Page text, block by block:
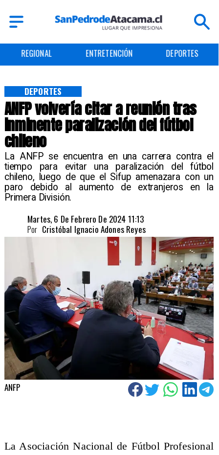
REGIONAL ENTRETENCIÓN DEPORTES
ANFP volvería citar a reunión tras
inminente paralización del fútbol
chileno
​La ANFP se encuentra en una carrera contra el
tiempo para evitar una paralización del fútbol
chileno, luego de que el Sifup amenazara con un
paro debido al aumento de extranjeros en la
Primera División.
DEPORTES
Martes, 6 De Febrero De 2024 11:13
Cristóbal Ignacio Adones Reyes
Por
ANFP
​La Asociación Nacional de Fútbol Profesional